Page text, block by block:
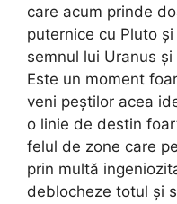
care acum prinde
puternice cu Pluto
semnul lui Uranus
Este un moment
veni peștilor acea
o linie de destin
felul de zone care
prin multă
deblocheze totul și